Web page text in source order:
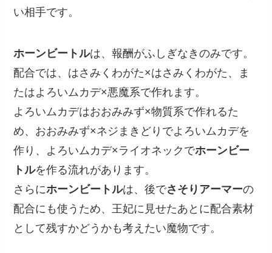
い相手です。
ホーンビートルは、報酬がふしぎなきのみです。
配合では、はさみくわがた×はさみくわがた、ま
たはよろいムカデ×悪魔系で作れます。
よろいムカデはおおみみず×物質系で作れるた
め、おおみみず×ネジまきどりでよろいムカデを
作り、よろいムカデ×ライオネックでホーンビー
トルを作る流れがあります。
さらにホーンビートルは、後でさそりアーマーの
配合にも使うため、王妃に見せたあとに配合素材
として残すかどうかも考えたい魔物です。